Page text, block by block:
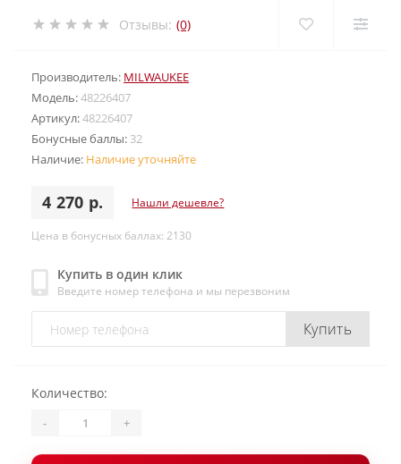
Отзывы: (0)
Производитель: MILWAUKEE
Модель:48226407
Артикул:48226407
Бонусные баллы: 32
Наличие: Наличие уточняйте
4 270 р. Нашли дешевле?
Цена в бонусных баллах: 2130
Купить в один клик
Введите номер телефона и мы перезвоним
Купить
Количество:
- +